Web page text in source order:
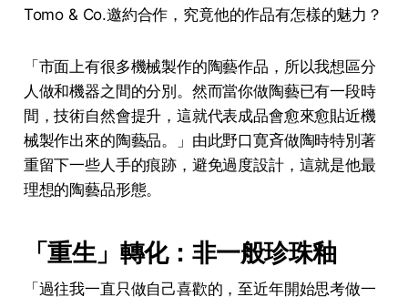
Tomo & Co.邀約合作，究竟他的作品有怎樣的魅力？
「市面上有很多機械製作的陶藝作品，所以我想區分
人做和機器之間的分別。然而當你做陶藝已有一段時
間，技術自然會提升，這就代表成品會愈來愈貼近機
械製作出來的陶藝品。」由此野口寛斉做陶時特別著
重留下一些人手的痕跡，避免過度設計，這就是他最
理想的陶藝品形態。
「重生」轉化：非一般珍珠釉
「過往我一直只做自己喜歡的，至近年開始思考做一